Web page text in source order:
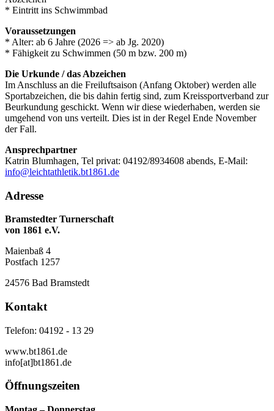
* Eintritt ins Schwimmbad
Voraussetzungen
* Alter: ab 6 Jahre (2026 => ab Jg. 2020)
* Fähigkeit zu Schwimmen (50 m bzw. 200 m)
Die Urkunde / das Abzeichen
Im Anschluss an die Freiluftsaison (Anfang Oktober) werden alle
Sportabzeichen, die bis dahin fertig sind, zum Kreissportverband zur
Beurkundung geschickt. Wenn wir diese wiederhaben, werden sie
umgehend von uns verteilt. Dies ist in der Regel Ende November
der Fall.
Ansprechpartner
Katrin Blumhagen, Tel privat: 04192/8934608 abends, E-Mail:
info@leichtathletik.bt1861.de
Adresse
Bramstedter Turnerschaft
von 1861 e.V.
Maienbaß 4
Postfach 1257
24576 Bad Bramstedt
Kontakt
Telefon: 04192 - 13 29
www.bt1861.de
info[at]bt1861.de
Öffnungszeiten